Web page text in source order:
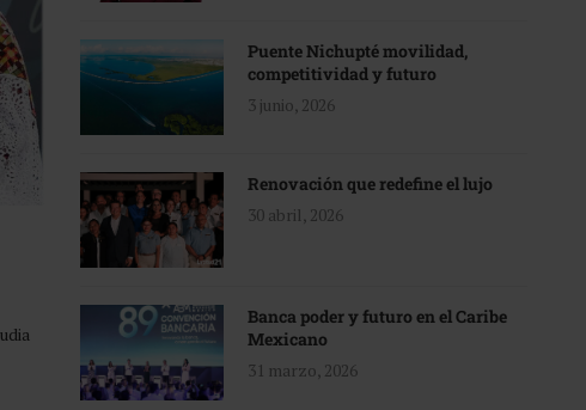
Puente Nichupté movilidad,
competitividad y futuro
3 junio, 2026
Renovación que redefine el lujo
30 abril, 2026
Banca poder y futuro en el Caribe
Mexicano
31 marzo, 2026